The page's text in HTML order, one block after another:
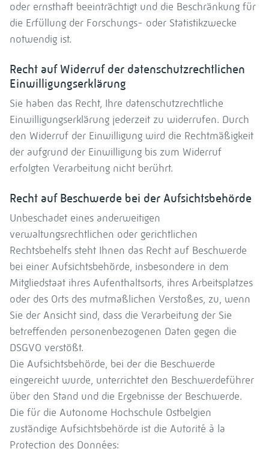
oder ernsthaft beeinträchtigt und die Beschränkung für
die Erfüllung der Forschungs- oder Statistikzwecke
notwendig ist.
Recht auf Widerruf der datenschutzrechtlichen
Einwilligungserklärung
Sie haben das Recht, Ihre datenschutzrechtliche
Einwilligungserklärung jederzeit zu widerrufen. Durch
den Widerruf der Einwilligung wird die Rechtmäßigkeit
der aufgrund der Einwilligung bis zum Widerruf
erfolgten Verarbeitung nicht berührt.
Recht auf Beschwerde bei der Aufsichtsbehörde
Unbeschadet eines anderweitigen
verwaltungsrechtlichen oder gerichtlichen
Rechtsbehelfs steht Ihnen das Recht auf Beschwerde
bei einer Aufsichtsbehörde, insbesondere in dem
Mitgliedstaat ihres Aufenthaltsorts, ihres Arbeitsplatzes
oder des Orts des mutmaßlichen Verstoßes, zu, wenn
Sie der Ansicht sind, dass die Verarbeitung der Sie
betreffenden personenbezogenen Daten gegen die
DSGVO verstößt.
Die Aufsichtsbehörde, bei der die Beschwerde
eingereicht wurde, unterrichtet den Beschwerdeführer
über den Stand und die Ergebnisse der Beschwerde.
Die für die Autonome Hochschule Ostbelgien
zuständige Aufsichtsbehörde ist die Autorité à la
Protection des Données: